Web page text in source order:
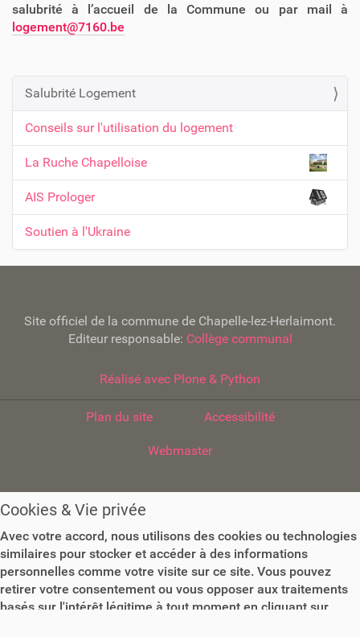
salubrité à l’accueil de la Commune ou par mail à
logement@7160.be
N
a
v
i
g
a
t
i
Salubrité Logement
Conseils sur l'utilisation du logement
La Ruche Chapelloise
AIS Prologer
Soutien à l'Ukraine
Site officiel de la commune de Chapelle-lez-Herlaimont.
Editeur responsable: Collège communal
Réalisé avec Plone & Python
Plan du site Accessibilité
Webmaster
Cookies & Vie privée
Avec votre accord, nous utilisons des cookies ou technologies
similaires pour stocker et accéder à des informations
personnelles comme votre visite sur ce site. Vous pouvez
retirer votre consentement ou vous opposer aux traitements
basés sur l'intérêt légitime à tout moment en cliquant sur